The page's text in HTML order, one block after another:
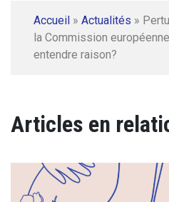
Accueil » Actualités »
la Commission
entendre raison?
Articles en